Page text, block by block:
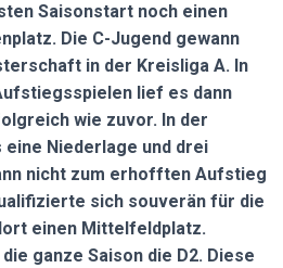
Saisonstart noch einen
Die C-Jugend gewann
in der Kreisliga A. In
lief es dann
wie zuvor. In der
Niederlage und drei
nicht zum erhofften Aufstieg
sich souverän für die
einen Mittelfeldplatz.
ganze Saison die D2. Diese